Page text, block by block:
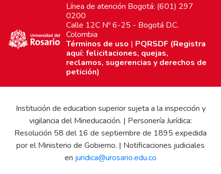
Línea de atención Bogotá: (601) 297
0200
Calle 12C Nº 6-25 - Bogotá D.C.
Colombia
Términos de uso | PQRSDF (Registra
aquí: felicitaciones, quejas,
reclamos, sugerencias y derechos de
petición)
Institución de education superior sujeta a la inspección y
vigilancia del Mineducación. | Personería Jurídica:
Resolución 58 del 16 de septiembre de 1895 expedida
por el Ministerio de Gobierno. | Notificaciones judiciales
en juridica@urosario.edu.co